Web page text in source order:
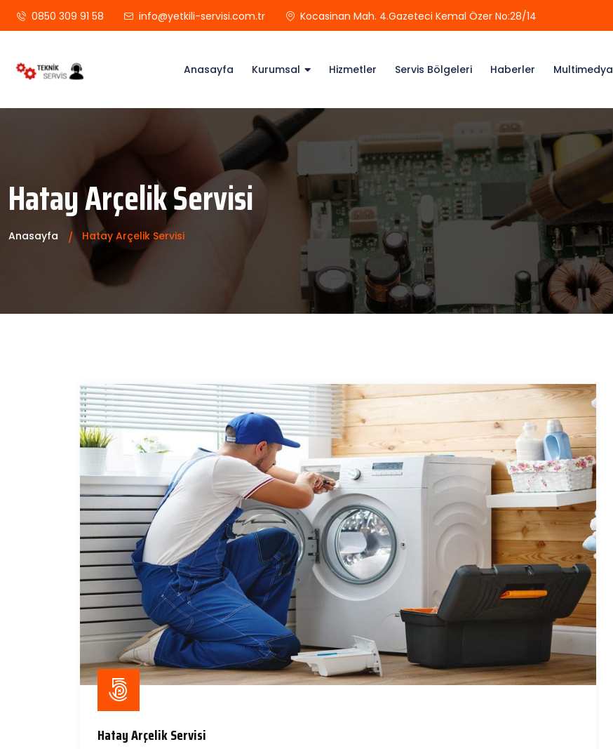
0850 309 91 58 info@yetkili-servisi.com.tr Kocasinan Mah. 4.Gazeteci Kemal Özer No:28/14
Anasayfa Kurumsal Hizmetler Servis Bölgeleri Haberler Multimedya
Hatay Arçelik Servisi
Anasayfa Hatay Arçelik Servisi
Hatay Arçelik Servisi